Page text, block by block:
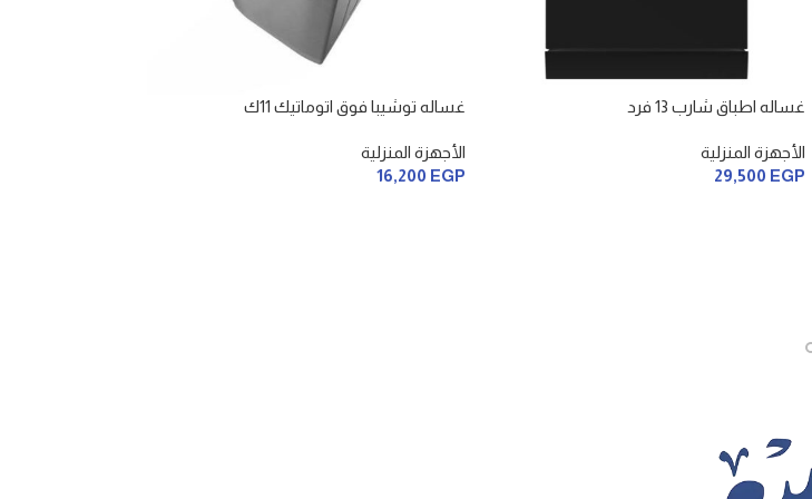
غساله اطباق شارب 13 فرد
الأجهزة المنزلية
29,500 EGP
غساله توشيبا فوق اتوماتيك 11ك
الأجهزة المنزلية
16,200 EGP